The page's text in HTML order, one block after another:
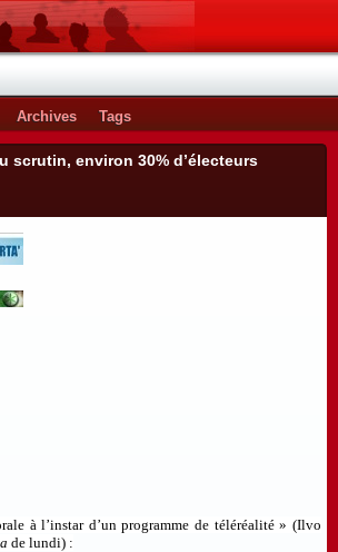
Archives Tags
scrutin, environ 30% d’électeurs
à l’instar d’un programme de téléréalité » (Ilvo
de lundi) :